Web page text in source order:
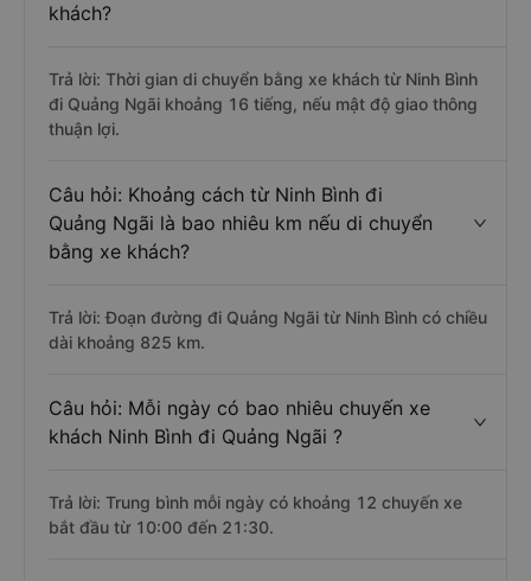
khách?
Trả lời: Thời gian di chuyển bằng xe khách từ Ninh Bình
đi Quảng Ngãi khoảng 16 tiếng, nếu mật độ giao thông
thuận lợi.
Câu hỏi: Khoảng cách từ Ninh Bình đi
Quảng Ngãi là bao nhiêu km nếu di chuyển
bằng xe khách?
Trả lời: Đoạn đường đi Quảng Ngãi từ Ninh Bình có chiều
dài khoảng 825 km.
Câu hỏi: Mỗi ngày có bao nhiêu chuyến xe
khách Ninh Bình đi Quảng Ngãi ?
Trả lời: Trung bình mỗi ngày có khoảng 12 chuyến xe
bắt đầu từ 10:00 đến 21:30.